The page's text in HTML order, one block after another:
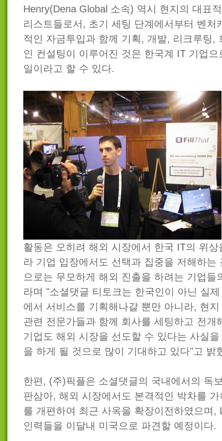
Henry(Dena Global 소속) 역시 현지의 대표
리스트들로서, 초기 세팅 단계에서부터 벤처
적인 자금투입과 함께 기획, 개발, 리크루팅,
인 컨설팅이 이루어진 것은 한국계 IT 기업
일이라고 할 수 있다.
활동은 오히려 해외 시장에서 한국 IT의 위
라 기업 입장에서도 선택과 집중을 저해하는
으로는 무모하게 해외 진출을 하려는 기업들
라며 "소셜댓글 티토크는 한국인이 아닌 실
에서 서비스를 기획해나갈 뿐만 아니라, 현
관련 전문가들과 함께 회사를 세팅하고 전개
기업도 해외 시장을 선도할 수 있다는 사실
을 하게 될 것으로 많이 기대하고 있다"고 밝
한편, (주)픽플은 소셜댓글의 국내에서의 독
판삼아, 해외 시장에서도 본격적인 박차를
를 개편하여 최근 사옥을 확장이전하였으며,
인력들을 이달내 미국으로 파견할 예정이다.